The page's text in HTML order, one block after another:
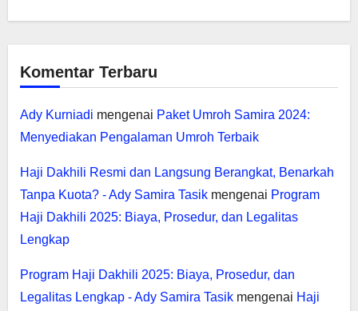
Komentar Terbaru
Ady Kurniadi mengenai Paket Umroh Samira 2024:
Menyediakan Pengalaman Umroh Terbaik
Haji Dakhili Resmi dan Langsung Berangkat, Benarkah
Tanpa Kuota? - Ady Samira Tasikmengenai Program
Haji Dakhili 2025: Biaya, Prosedur, dan Legalitas
Lengkap
Program Haji Dakhili 2025: Biaya, Prosedur, dan
Legalitas Lengkap - Ady Samira Tasikmengenai Haji